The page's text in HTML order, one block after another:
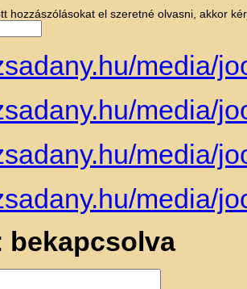
hozzászólásokat el szeretné olvasni, akkor
bekapcsolva